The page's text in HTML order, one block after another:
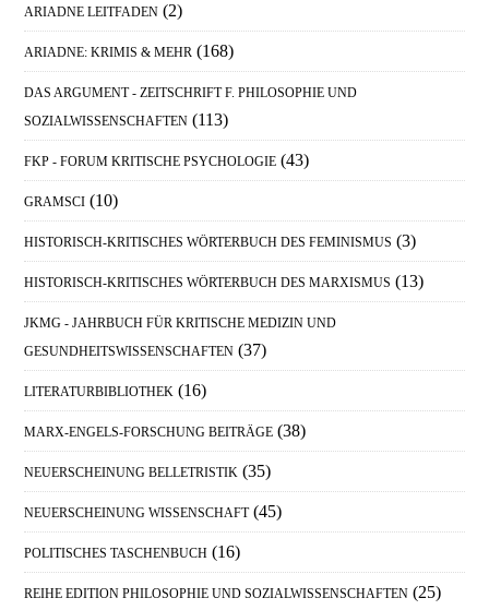
ARIADNE LEITFADEN (2)
ARIADNE: KRIMIS & MEHR (168)
DAS ARGUMENT - ZEITSCHRIFT F. PHILOSOPHIE UND
SOZIALWISSENSCHAFTEN (113)
FKP - FORUM KRITISCHE PSYCHOLOGIE (43)
GRAMSCI (10)
HISTORISCH-KRITISCHES WÖRTERBUCH DES FEMINISMUS (3)
HISTORISCH-KRITISCHES WÖRTERBUCH DES MARXISMUS (13)
JKMG - JAHRBUCH FÜR KRITISCHE MEDIZIN UND
GESUNDHEITSWISSENSCHAFTEN (37)
LITERATURBIBLIOTHEK (16)
MARX-ENGELS-FORSCHUNG BEITRÄGE (38)
NEUERSCHEINUNG BELLETRISTIK (35)
NEUERSCHEINUNG WISSENSCHAFT (45)
POLITISCHES TASCHENBUCH (16)
REIHE EDITION PHILOSOPHIE UND SOZIALWISSENSCHAFTEN (25)